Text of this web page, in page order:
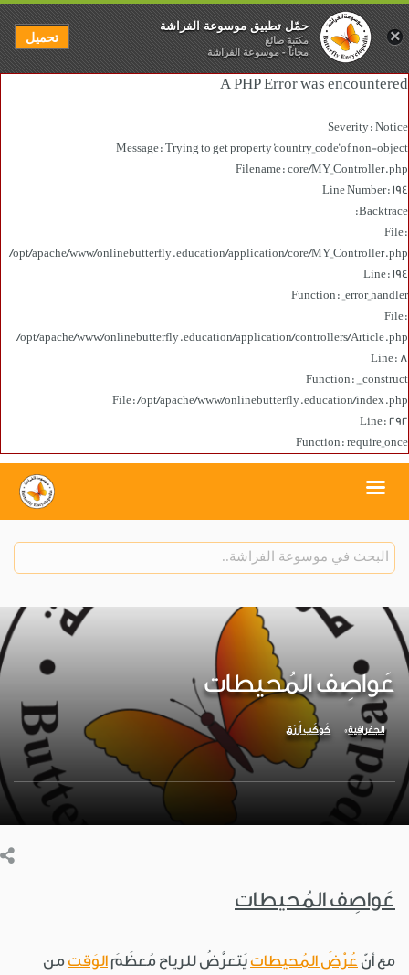
A PHP Error was encountered
Severity: Notice
Message: Trying to get property 'country_code' of non-object
Filename: core/MY_Controller.php
Line Number: 194
Backtrace:
File:
/opt/apache/www/onlinebutterfly.education/application/core/MY_Controller.php
Line: 194
Function: _error_handler
File:
/opt/apache/www/onlinebutterfly.education/application/controllers/Article.php
Line: 8
Function: __construct
File: /opt/apache/www/onlinebutterfly.education/index.php
Line: 292
Function: require_once
عَواصِف المُحيطات
الجغرافية كَوكَب أَزرَق
عَواصِف المُحيطات
مع أنّ عُرْضَ المُحيطاتيَتعرَّضُ للرياح مُعظَمَ الوَقتمن
×
حمّل تطبيق موسوعة الفراشة
مكتبة صائغ
مجاناً - موسوعة الفراشة
تحميل